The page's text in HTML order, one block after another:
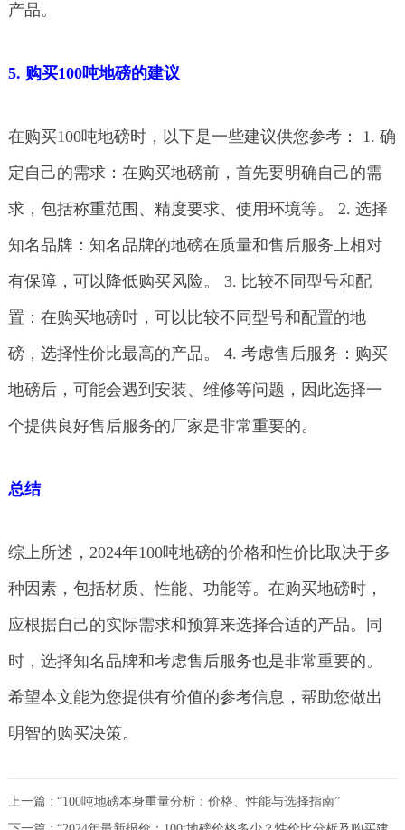
产品。
5. 购买100吨地磅的建议
在购买100吨地磅时，以下是一些建议供您参考： 1. 确
定自己的需求：在购买地磅前，首先要明确自己的需
求，包括称重范围、精度要求、使用环境等。 2. 选择
知名品牌：知名品牌的地磅在质量和售后服务上相对
有保障，可以降低购买风险。 3. 比较不同型号和配
置：在购买地磅时，可以比较不同型号和配置的地
磅，选择性价比最高的产品。 4. 考虑售后服务：购买
地磅后，可能会遇到安装、维修等问题，因此选择一
个提供良好售后服务的厂家是非常重要的。
总结
综上所述，2024年100吨地磅的价格和性价比取决于多
种因素，包括材质、性能、功能等。在购买地磅时，
应根据自己的实际需求和预算来选择合适的产品。同
时，选择知名品牌和考虑售后服务也是非常重要的。
希望本文能为您提供有价值的参考信息，帮助您做出
明智的购买决策。
上一篇 : “100吨地磅本身重量分析：价格、性能与选择指南”